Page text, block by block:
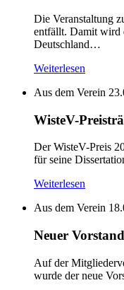
Die Veranstaltung
entfällt. Damit wird
Deutschland…
Weiterlesen
Aus dem Verein
WisteV-
Der WisteV-Preis
für seine
Weiterlesen
Aus dem Verein
Neuer
Auf der
wurde der neue